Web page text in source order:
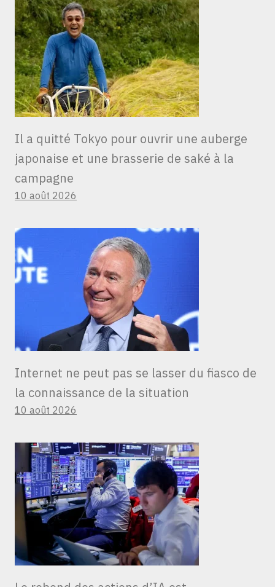
Il a quitté Tokyo pour ouvrir une auberge
japonaise et une brasserie de saké à la
campagne
10 août 2026
Internet ne peut pas se lasser du fiasco de
la connaissance de la situation
10 août 2026